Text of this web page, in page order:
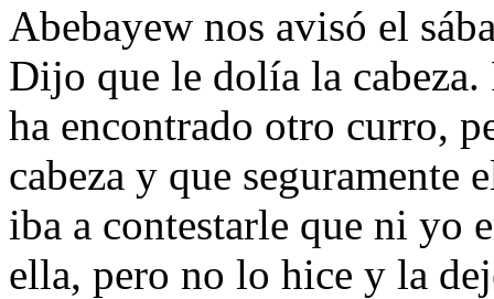
Abebayew nos avisó el
Dijo que le dolía la cabeza.
ha encontrado otro curro,
cabeza y que seguramente
iba a contestarle que ni yo
ella, pero no lo hice y la